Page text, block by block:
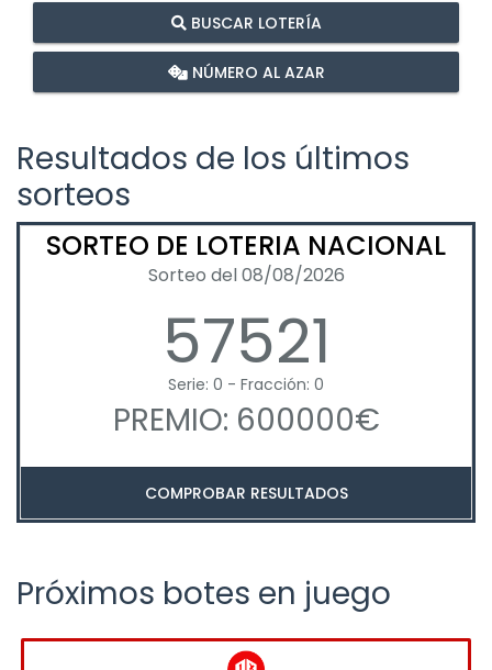
BUSCAR LOTERÍA
NÚMERO AL AZAR
Resultados de los últimos
sorteos
SORTEO DE LOTERIA NACIONAL
Sorteo del 08/08/2026
57521
Serie: 0 - Fracción: 0
PREMIO: 600000€
COMPROBAR RESULTADOS
Próximos botes en juego